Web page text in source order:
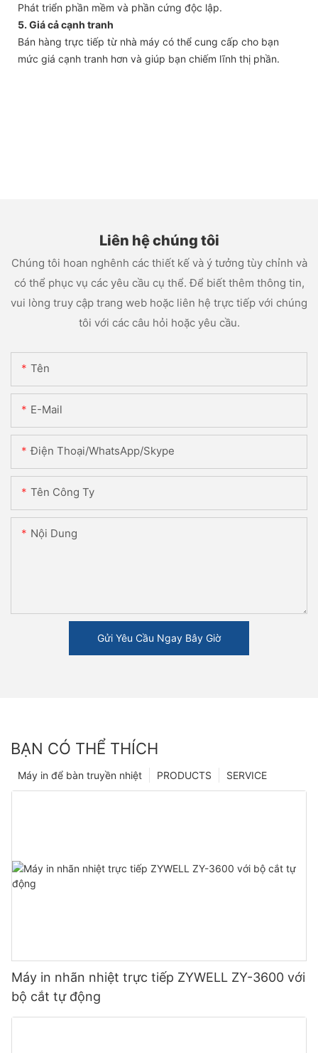
Phát triển phần mềm và phần cứng độc lập.
5. Giá cả cạnh tranh
Bán hàng trực tiếp từ nhà máy có thể cung cấp cho bạn
mức giá cạnh tranh hơn và giúp bạn chiếm lĩnh thị phần.
Liên hệ chúng tôi
Chúng tôi hoan nghênh các thiết kế và ý tưởng tùy chỉnh và
có thể phục vụ các yêu cầu cụ thể. Để biết thêm thông tin,
vui lòng truy cập trang web hoặc liên hệ trực tiếp với chúng
tôi với các câu hỏi hoặc yêu cầu.
Tên
E-Mail
Điện Thoại/WhatsApp/Skype
Tên Công Ty
Nội Dung
Gửi Yêu Cầu Ngay Bây Giờ
BẠN CÓ THỂ THÍCH
SERVICE
PRODUCTS
Máy in để bàn truyền nhiệt
Máy in nhãn nhiệt trực tiếp ZYWELL ZY-3600 với
bộ cắt tự động